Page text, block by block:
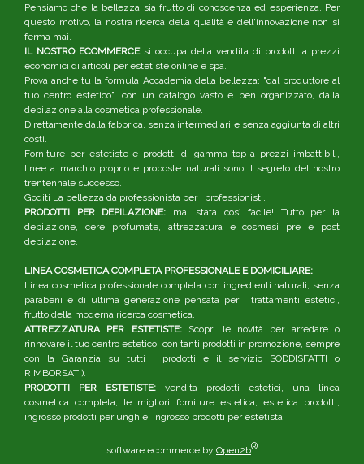
Pensiamo che la bellezza sia frutto di conoscenza ed esperienza. Per
questo motivo, la nostra ricerca della qualità e dell'innovazione non si
ferma mai.
IL NOSTRO ECOMMERCEsi occupa della vendita di prodotti a prezzi
economici di articoli per estetiste online e spa.
Prova anche tu la formula Accademia della bellezza: "dal produttore al
tuo centro estetico", con un catalogo vasto e ben organizzato, dalla
depilazione alla cosmetica professionale.
Direttamente dalla fabbrica, senza intermediari e senza aggiunta di altri
costi.
Forniture per estetiste e prodotti di gamma top a prezzi imbattibili,
linee a marchio proprio e proposte naturali sono il segreto del nostro
trentennale successo.
Goditi La bellezza da professionista per i professionisti.
PRODOTTI PER DEPILAZIONE: mai stata così facile! Tutto per la
depilazione, cere profumate, attrezzatura e cosmesi pre e post
depilazione.
LINEA COSMETICA COMPLETA PROFESSIONALE E DOMICILIARE:
Linea cosmetica professionale completa con ingredienti naturali, senza
parabeni e di ultima generazione pensata per i trattamenti estetici,
frutto della moderna ricerca cosmetica.
ATTREZZATURA PER ESTETISTE:Scopri le novità per arredare o
rinnovare il tuo centro estetico, con tanti prodotti in promozione, sempre
con la Garanzia su tutti i prodotti e il servizio SODDISFATTI o
RIMBORSATI).
PRODOTTI PER ESTETISTE: vendita prodotti estetici, una linea
cosmetica completa, le migliori forniture estetica, estetica prodotti,
ingrosso prodotti per unghie, ingrosso prodotti per estetista.
software ecommerce by Open2b®